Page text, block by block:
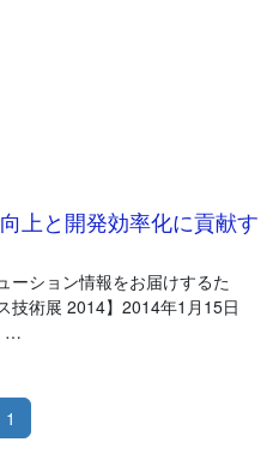
上と開発効率化に貢献す
ーション情報をお届けするた
技術展 2014】2014年1月15日
ア開発のために」をテーマに、
の経済的な代用システム
1